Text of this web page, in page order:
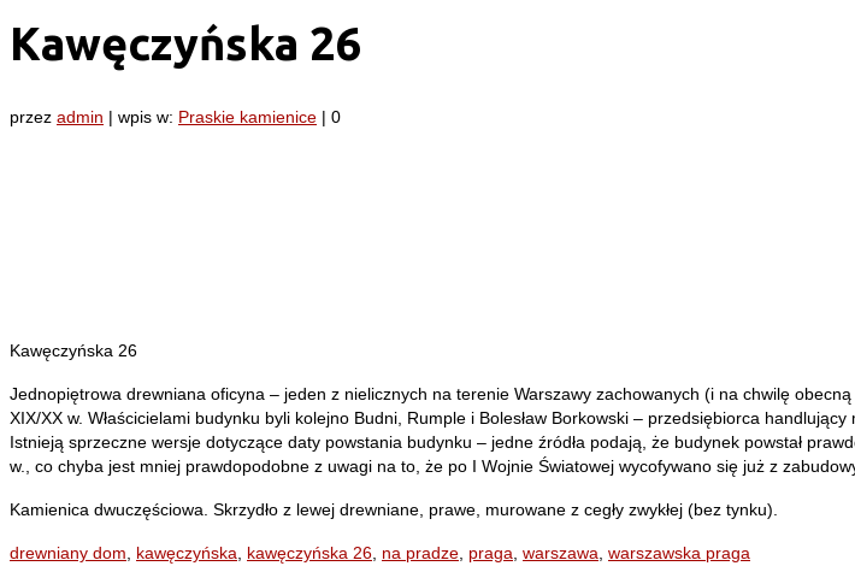
Kawęczyńska 26
przez admin | wpis w: Praskie kamienice | 0
Kawęczyńska 26
Jednopiętrowa drewniana oficyna – jeden z nielicznych na terenie Warszawy zachowanych (i na chwilę
XIX/XX w. Właścicielami budynku byli kolejno Budni, Rumple i Bolesław Borkowski – przedsiębiorca handlujący
Istnieją sprzeczne wersje dotyczące daty powstania budynku – jedne źródła podają, że budynek powstał
w., co chyba jest mniej prawdopodobne z uwagi na to, że po I Wojnie Światowej wycofywano się już z
Kamienica dwuczęściowa. Skrzydło z lewej drewniane, prawe, murowane z cegły zwykłej (bez tynku).
drewniany dom kawęczyńska kawęczyńska 26 na pradze praga warszawa warszawska praga